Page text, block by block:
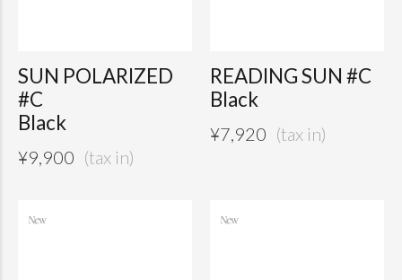
SUN POLARIZED
#C
Black
¥9,900
READING SUN #C
Black
¥7,920